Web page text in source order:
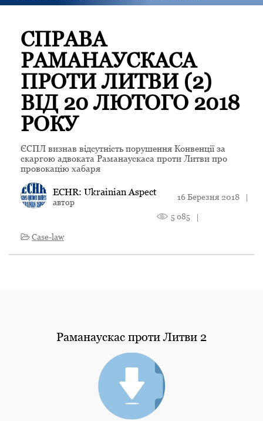
СПРАВА
РАМАНАУСКАСА
ПРОТИ ЛИТВИ (2)
ВІД 20 ЛЮТОГО 2018
РОКУ
ЄСПЛ визнав відсутність порушення Конвенції за
скаргою адвоката Раманаускаса проти Литви про
провокацію хабаря
ECHR: Ukrainian Aspect
автор
16 Березня 2018 |
5 085
|
Case-law
Раманаускас проти Литви 2